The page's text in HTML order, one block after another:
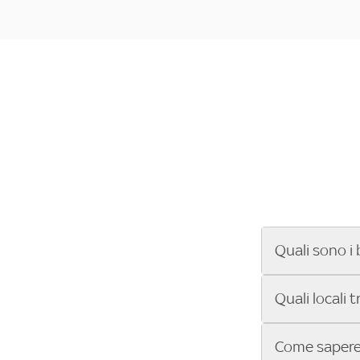
Quali sono i
Se cerchi un
ENILIVE, la
Sky Bar ti
Quali locali
Vuoi sapere
Come